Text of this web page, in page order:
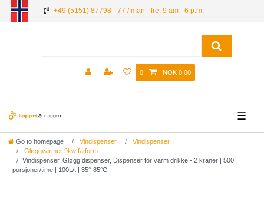
+49 (5151) 87798 - 77 / man - fre: 9 am - 6 p.m.
0 NOK 0.00
☰
Go to homepage Vindispenser
Vindispenser
Gløggvarmer 9kw fatform
Vindispenser, Gløgg dispenser, Dispenser for varm drikke - 2 kraner | 500
porsjoner/time | 100L/t | 35°-85°C